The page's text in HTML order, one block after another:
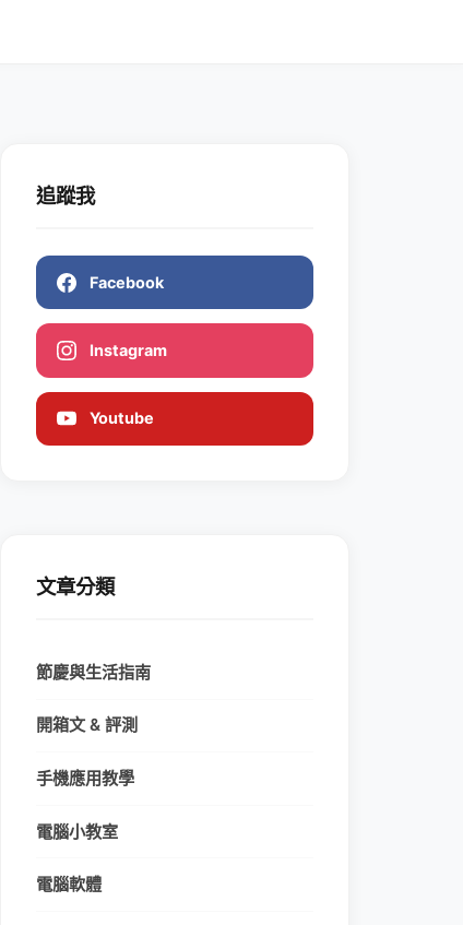
追蹤我
Facebook
Instagram
Youtube
文章分類
節慶與生活指南
開箱文 & 評測
手機應用教學
電腦小教室
電腦軟體